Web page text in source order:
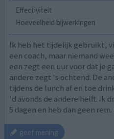
Effectiviteit
Hoeveelheid bijwerkingen
Ik heb het tijdelijk gebruikt,
een coach, maar niemand
een zegt een uur voor dat je
andere zegt 's ochtend. De
tijdens de lunch af en toe
'd avonds de andere helft. Ik
5 dagen en heb dan geen
geef mening